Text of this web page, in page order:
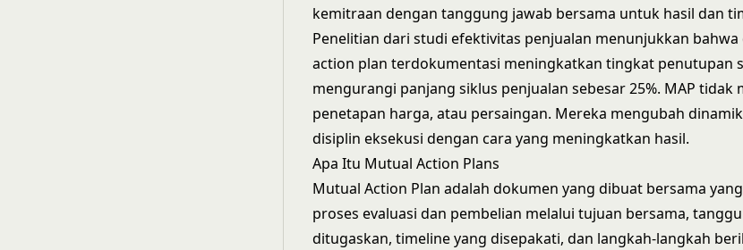
kemitraan dengan tanggung jawab bersama untuk hasil dan
Penelitian dari studi efektivitas penjualan menunjukkan
action plan terdokumentasi meningkatkan tingkat penutupan
mengurangi panjang siklus penjualan sebesar 25%. MAP tidak
penetapan harga, atau persaingan. Mereka mengubah
disiplin eksekusi dengan cara yang meningkatkan hasil.
Apa Itu Mutual Action Plans
Mutual Action Plan adalah dokumen yang dibuat bersama
proses evaluasi dan pembelian melalui tujuan bersama,
ditugaskan, timeline yang disepakati, dan langkah-langkah